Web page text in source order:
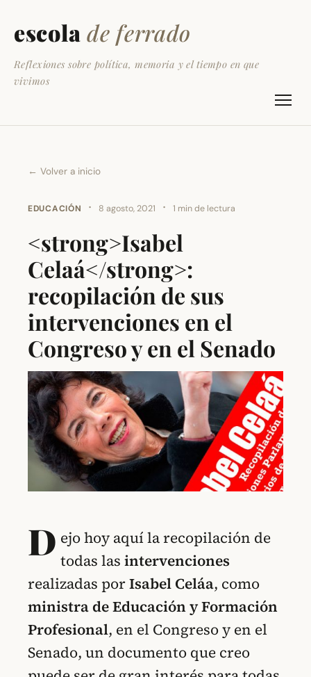
escola de ferrado
Reflexiones sobre política, memoria y el tiempo en que
vivimos
← Volver a inicio
EDUCACIÓN · 8 agosto, 2021 · 1 min de lectura
<strong>Isabel
Celaá</strong>:
recopilación de sus
intervenciones en el
Congreso y en el Senado
D ejo hoy aquí la recopilación de
todas lasintervenciones
realizadas porIsabel Celáa, como
ministra de Educacióny Formación
Profesional, en el Congreso y en el
Senado, un documento que creo